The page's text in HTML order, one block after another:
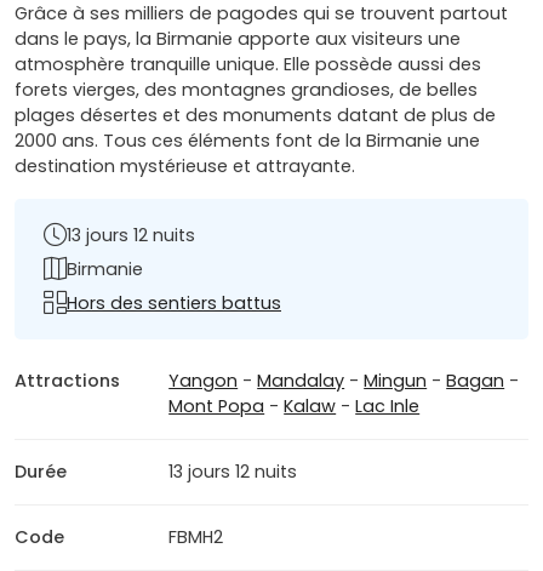
Grâce à ses milliers de pagodes qui se trouvent partout
dans le pays, la Birmanie apporte aux visiteurs une
atmosphère tranquille unique. Elle possède aussi des
forets vierges, des montagnes grandioses, de belles
plages désertes et des monuments datant de plus de
2000 ans. Tous ces éléments font de la Birmanie une
destination mystérieuse et attrayante.
13 jours 12 nuits
Birmanie
Hors des sentiers battus
Attractions Yangon -Mandalay -Mingun -Bagan -
Mont Popa -Kalaw -Lac Inle
Durée 13 jours 12 nuits
Code FBMH2